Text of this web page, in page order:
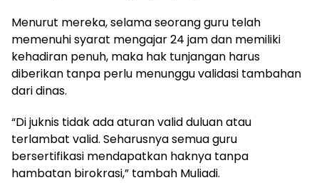
Menurut mereka, selama seorang guru telah
memenuhi syarat mengajar 24 jam dan memiliki
kehadiran penuh, maka hak tunjangan harus
diberikan tanpa perlu menunggu validasi tambahan
dari dinas.
“Di juknis tidak ada aturan valid duluan atau
terlambat valid. Seharusnya semua guru
bersertifikasi mendapatkan haknya tanpa
hambatan birokrasi,” tambah Muliadi.